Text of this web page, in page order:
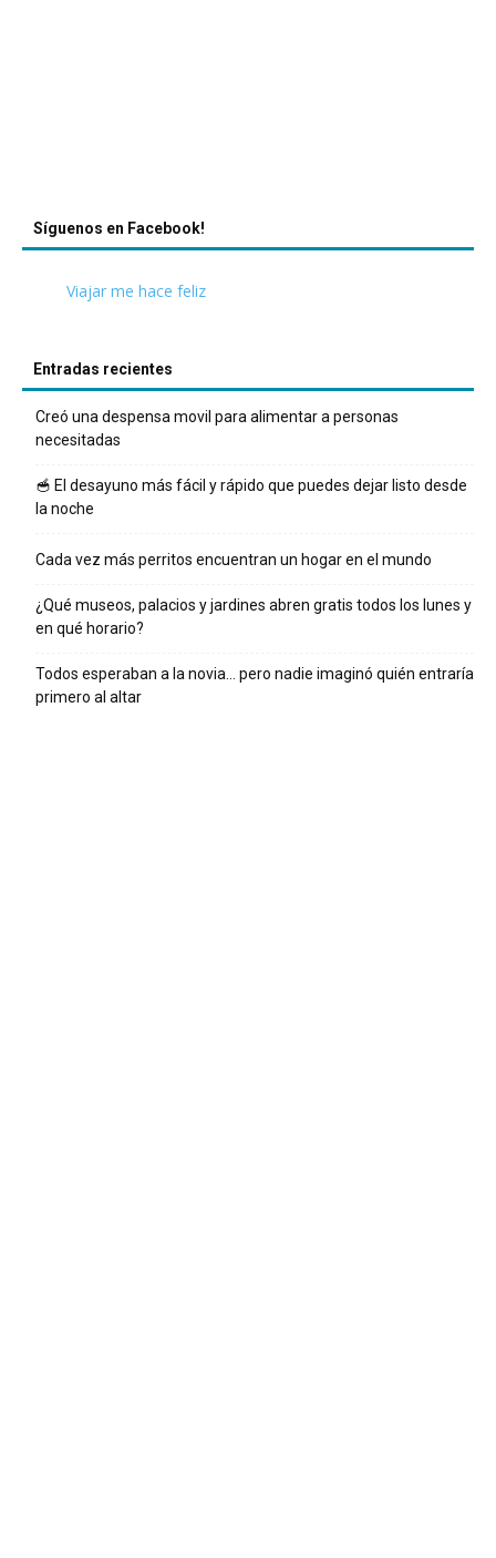
Síguenos en Facebook!
Viajar me hace feliz
Entradas recientes
Creó una despensa movil para alimentar a personas
necesitadas
🥣 El desayuno más fácil y rápido que puedes dejar listo desde
la noche
Cada vez más perritos encuentran un hogar en el mundo
¿Qué museos, palacios y jardines abren gratis todos los lunes y
en qué horario?
Todos esperaban a la novia… pero nadie imaginó quién entraría
primero al altar